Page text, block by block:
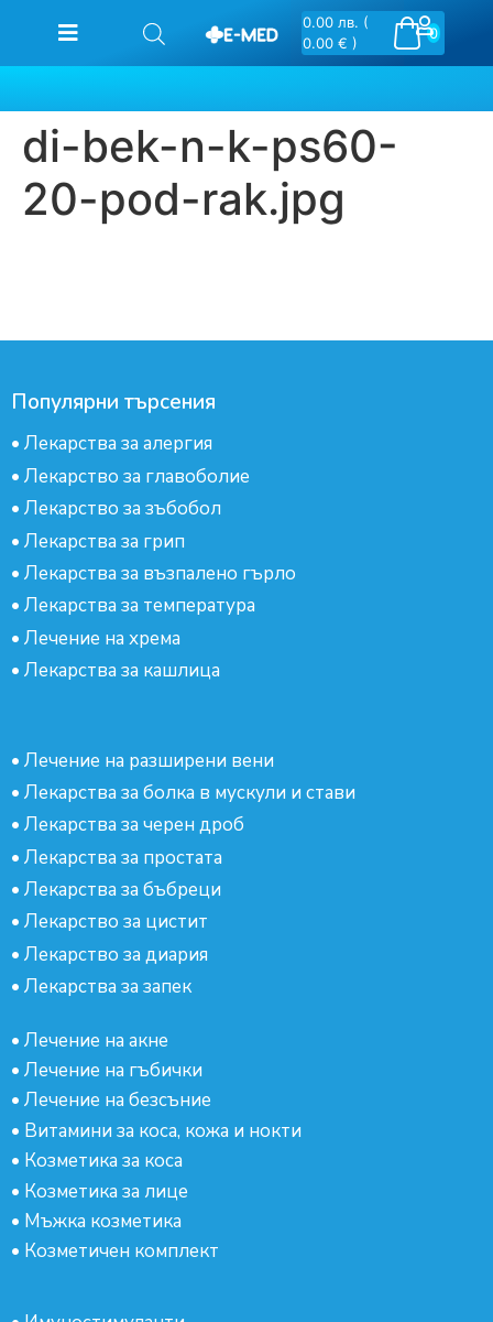
0
0.00 лв. (
0.00 € )
di-bek-n-k-ps60-
20-pod-rak.jpg
Популярни търсения
• Лекарства за алергия
• Лекарство за главоболие
• Лекарство за зъбобол
• Лекарства за грип
• Лекарства за възпалено гърло
• Лекарства за температура
• Лечение на хрема
• Лекарства за кашлица
• Лечение на разширени вени
• Лекарства за болка в мускули и стави
• Лекарства за черен дроб
• Лекарства за простата
• Лекарства за бъбреци
• Лекарство за цистит
• Лекарство за диария
• Лекарства за запек
• Лечение на акне
• Лечение на гъбички
• Лечение на безсъние
• Витамини за коса, кожа и нокти
• Козметика за коса
• Козметика за лице
• Мъжка козметика
• Козметичен комплект